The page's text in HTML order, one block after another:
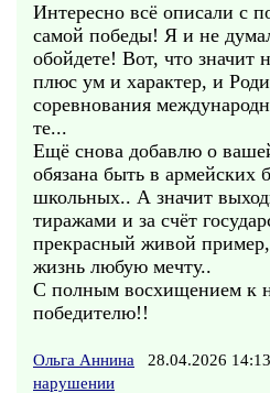
Интересно всё описали с
самой победы! Я и не
обойдете! Вот, что значит
плюс ум и характер, и
соревнования
те...
Ещё снова добавлю о
обязана быть в армейских
школьных.. А значит
тиражами и за счёт
прекрасный живой
жизнь любую мечту..
С полным восхищением к
победителю!!
Ольга Аннина 28.04.2026
нарушении